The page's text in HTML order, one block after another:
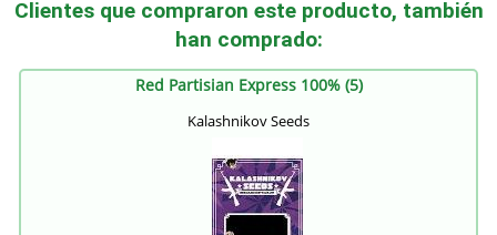
Clientes que compraron este producto, también
han comprado:
Red Partisian Express 100% (5)
Kalashnikov Seeds